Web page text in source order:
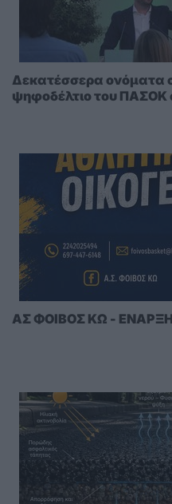
Δεκατέσσερα ονόματα
ψηφοδέλτιο του
ΑΣ ΦΟΙΒΟΣ ΚΩ -